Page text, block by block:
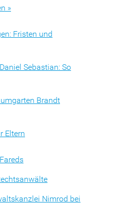
»
Fristen und
Sebastian: So
Brandt
Eltern
Nimrod bei